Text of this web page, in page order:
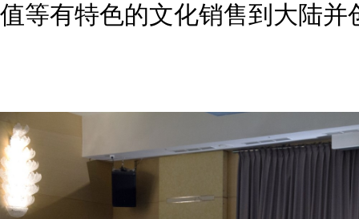
值等有特色的文化销售到大陆并